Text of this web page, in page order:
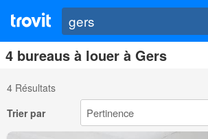
4 bureaus à louer à Gers
4 Résultats
Trier par